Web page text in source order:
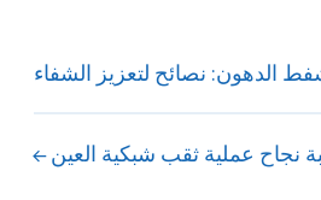
الدهون: نصائح لتعزيز الشفاء
نجاح عملية ثقب شبكية العين